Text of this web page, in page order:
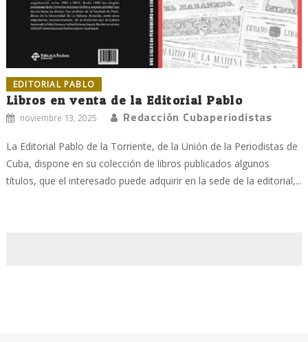
EDITORIAL PABLO
Libros en venta de la Editorial Pablo
noviembre 13, 2025 Redacción Cubaperiodistas
La Editorial Pablo de la Torriente, de la Unión de la Periodistas de
Cuba, dispone en su colección de libros publicados algunos
títulos, que el interesado puede adquirir en la sede de la editorial,...